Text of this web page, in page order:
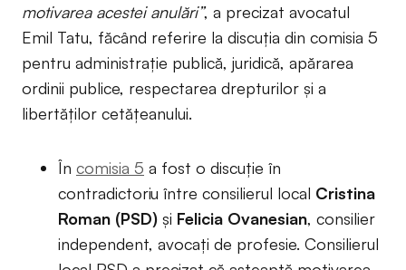
motivarea acestei anulări”, a precizat avocatul
Emil Tatu, făcând referire la discuția din comisia 5
pentru administrație publică, juridică, apărarea
ordinii publice, respectarea drepturilor și a
libertăților cetățeanului.
În comisia 5 a fost o discuție în
contradictoriu între consilierul local Cristina
Roman (PSD) și Felicia Ovanesian, consilier
independent, avocați de profesie. Consilierul